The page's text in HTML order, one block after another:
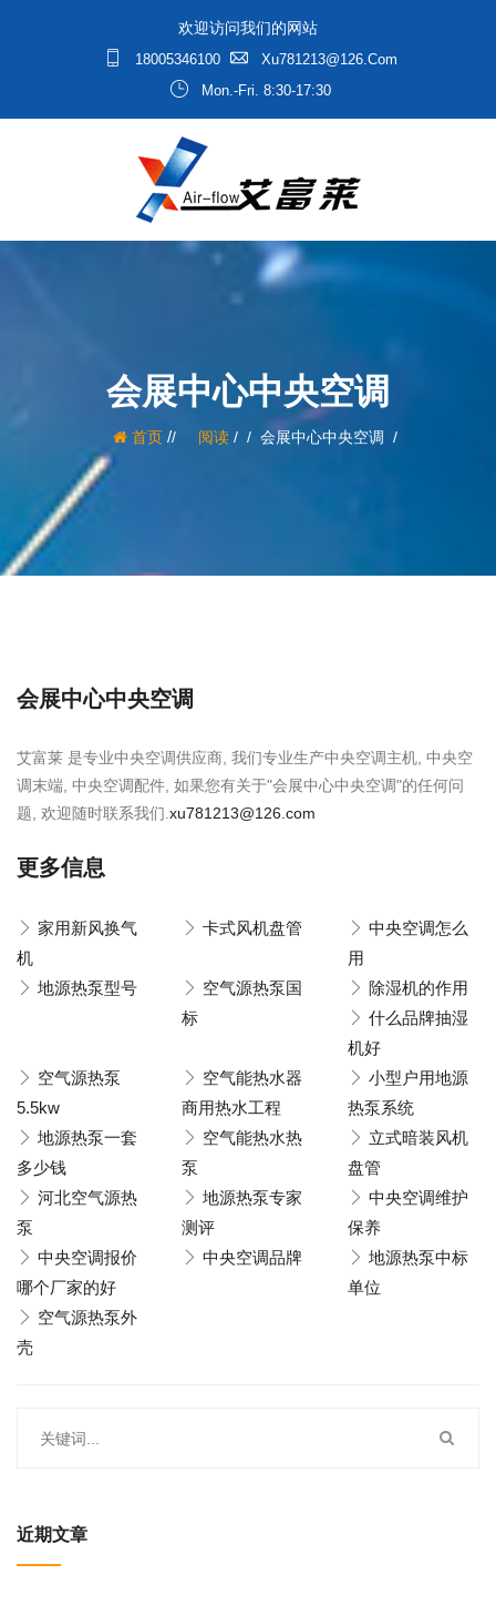
欢迎访问我们的网站
18005346100
Xu781213@126.com
Mon.-Fri. 8:30-17:30
会展中心中央空调
首页/ 阅读/ 会展中心中央空调
会展中心中央空调
艾富莱 是专业中央空调供应商, 我们专业生产中央空调主机, 中央空
调末端, 中央空调配件, 如果您有关于"会展中心中央空调"的任何问
题, 欢迎随时联系我们. xu781213@126.com
更多信息
家用新风换气
机
卡式风机盘管
中央空调怎么
用
地源热泵型号
空气源热泵国
标
除湿机的作用
什么品牌抽湿
机好
空气源热泵
5.5kw
空气能热水器
商用热水工程
小型户用地源
热泵系统
地源热泵一套
多少钱
空气能热水热
泵
立式暗装风机
盘管
河北空气源热
泵
地源热泵专家
测评
中央空调维护
保养
中央空调报价
哪个厂家的好
中央空调品牌
地源热泵中标
单位
空气源热泵外
壳
近期文章